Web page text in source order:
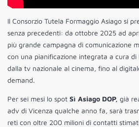
Il Consorzio Tutela Formaggio Asiago si
senza precedenti: da ottobre 2025 ad
più grande campagna di comunicazione
con una pianificazione integrata a cura di
dalla tv nazionale al cinema, fino al
demand.
Per sei mesi lo spot Sì Asiago DOP, già
adv di Vicenza qualche anno fa, sarà
reti con oltre 200 milioni di contatti